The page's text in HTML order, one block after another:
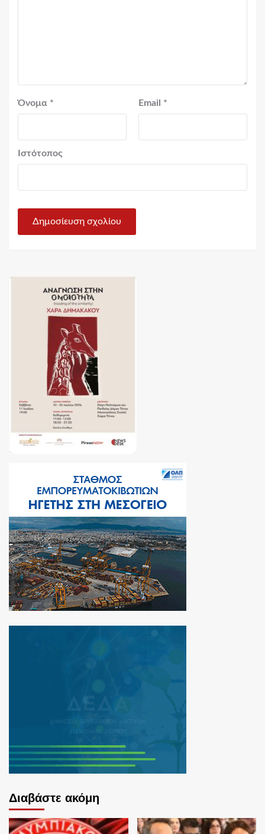
Όνομα * Email *
Ιστότοπος
Διαβάστε ακόμη